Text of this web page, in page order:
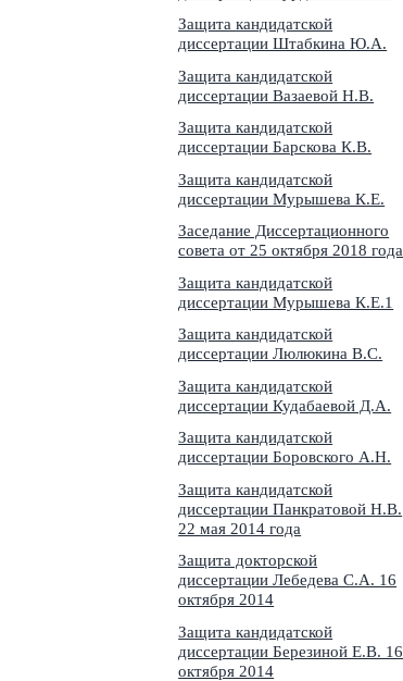
Защита кандидатской
диссертации Штабкина Ю.А.
Защита кандидатской
диссертации Вазаевой Н.В.
Защита кандидатской
диссертации Барскова К.В.
Защита кандидатской
диссертации Мурышева К.Е.
Заседание Диссертационного
совета от 25 октября 2018 года
Защита кандидатской
диссертации Мурышева К.Е.1
Защита кандидатской
диссертации Люлюкина В.С.
Защита кандидатской
диссертации Кудабаевой Д.А.
Защита кандидатской
диссертации Боровского А.Н.
Защита кандидатской
диссертации Панкратовой Н.В.
22 мая 2014 года
Защита докторской
диссертации Лебедева С.А. 16
октября 2014
Защита кандидатской
диссертации Березиной Е.В. 16
октября 2014